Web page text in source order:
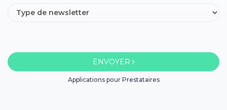
ENVOYER
Applications pour Prestataires